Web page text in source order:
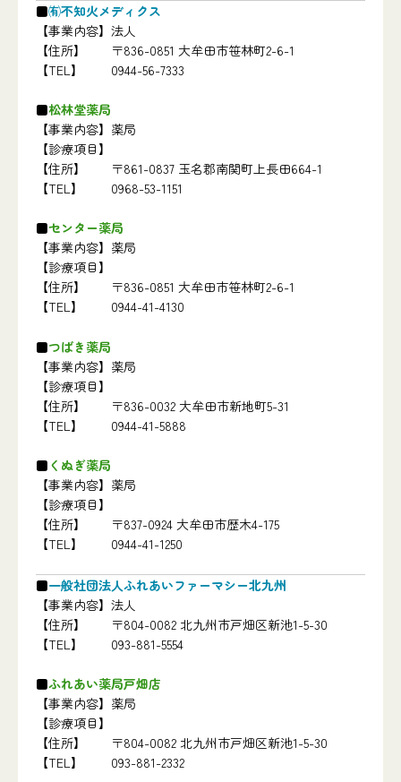
㈲不知火メディクス
【事業内容】 法人
【住所】
〒836-0851 大牟田市笹林町2-6-1
【TEL】
0944-56-7333
松林堂薬局
【事業内容】 薬局
【診療項目】
【住所】
〒861-0837 玉名郡南関町上長田664-1
【TEL】
0968-53-1151
センター薬局
【事業内容】 薬局
【診療項目】
【住所】
〒836-0851 大牟田市笹林町2-6-1
【TEL】
0944-41-4130
つばき薬局
【事業内容】 薬局
【診療項目】
【住所】
〒836-0032 大牟田市新地町5-31
【TEL】
0944-41-5888
くぬぎ薬局
【事業内容】 薬局
【診療項目】
【住所】
〒837-0924 大牟田市歴木4-175
【TEL】
0944-41-1250
一般社団法人ふれあいファーマシー北九州
【事業内容】 法人
【住所】
〒804-0082 北九州市戸畑区新池1-5-30
【TEL】
093-881-5554
ふれあい薬局戸畑店
【事業内容】 薬局
【診療項目】
【住所】
〒804-0082 北九州市戸畑区新池1-5-30
【TEL】
093-881-2332